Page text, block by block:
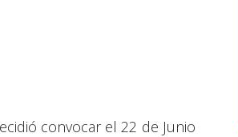
convocar el 22 de Junio